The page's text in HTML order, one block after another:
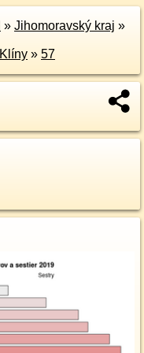
» Jihomoravský kraj »
Klíny » 57